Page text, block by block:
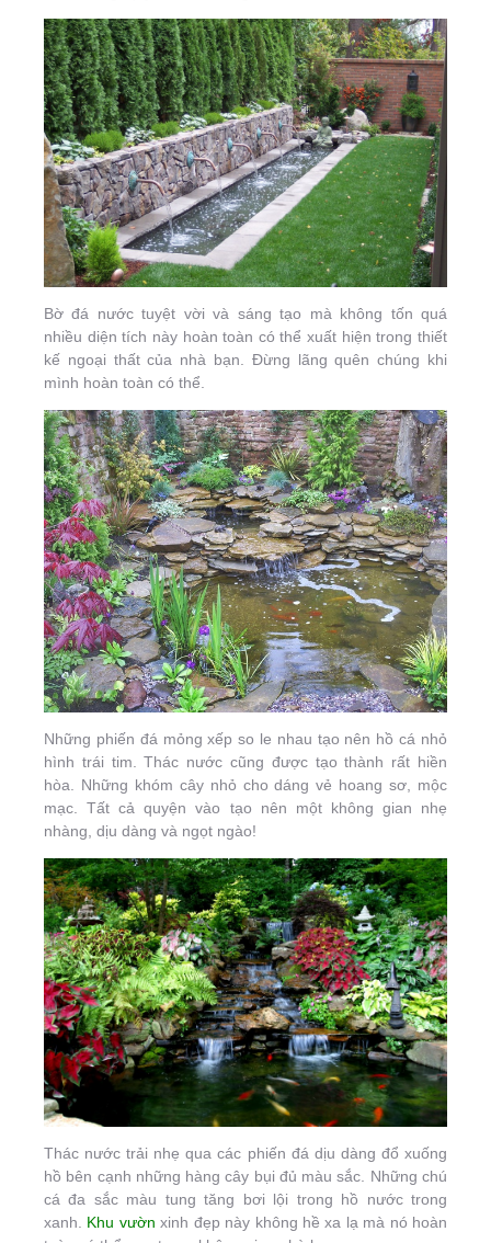
Bờ đá nước tuyệt vời và sáng tạo mà không tốn quá
nhiều diện tích này hoàn toàn có thể xuất hiện trong thiết
kế ngoại thất của nhà bạn. Đừng lãng quên chúng khi
mình hoàn toàn có thể.
Những phiến đá mỏng xếp so le nhau tạo nên hồ cá nhỏ
hình trái tim. Thác nước cũng được tạo thành rất hiền
hòa. Những khóm cây nhỏ cho dáng vẻ hoang sơ, mộc
mạc. Tất cả quyện vào tạo nên một không gian nhẹ
nhàng, dịu dàng và ngọt ngào!
Thác nước trải nhẹ qua các phiến đá dịu dàng đổ xuống
hồ bên cạnh những hàng cây bụi đủ màu sắc. Những chú
cá đa sắc màu tung tăng bơi lội trong hồ nước trong
xanh. Khu vườn xinh đẹp này không hề xa lạ mà nó hoàn